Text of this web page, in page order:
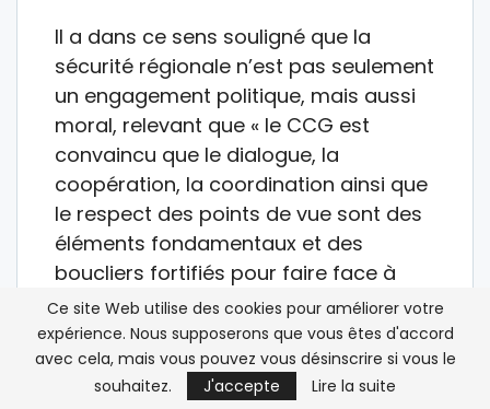
Il a dans ce sens souligné que la
sécurité régionale n’est pas seulement
un engagement politique, mais aussi
moral, relevant que « le CCG est
convaincu que le dialogue, la
coopération, la coordination ainsi que
le respect des points de vue sont des
éléments fondamentaux et des
boucliers fortifiés pour faire face à
tous les défis ».
La vision commune, a-t-il expliqué,
vise à assurer la sécurité, la stabilité et
Ce site Web utilise des cookies pour améliorer votre
expérience. Nous supposerons que vous êtes d'accord
avec cela, mais vous pouvez vous désinscrire si vous le
souhaitez.
J'accepte Lire la suite